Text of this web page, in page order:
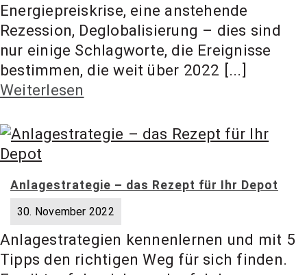
Energiepreiskrise, eine anstehende
Rezession, Deglobalisierung – dies sind
nur einige Schlagworte, die Ereignisse
bestimmen, die weit über 2022 [...]
Weiterlesen
Anlagestrategie – das Rezept für Ihr Depot
30. November 2022
Anlagestrategien kennenlernen und mit 5
Tipps den richtigen Weg für sich finden.